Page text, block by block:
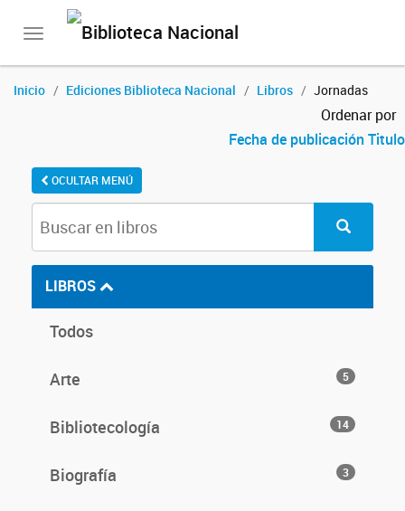
Toggle
Inicio Ediciones Biblioteca Nacional Libros Jornadas
Ordenar por
Fecha de publicaciónTitulo
OCULTAR MENÚ
LIBROS
Todos
Arte 5
Bibliotecología 14
Biografía 3